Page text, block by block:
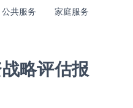
公共服务 家庭服务
略评估报